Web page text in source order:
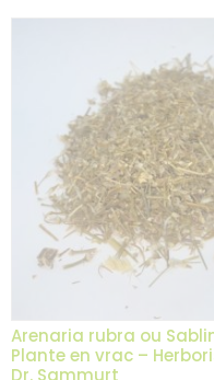
Arenaria rubra ou
Plante en vrac –